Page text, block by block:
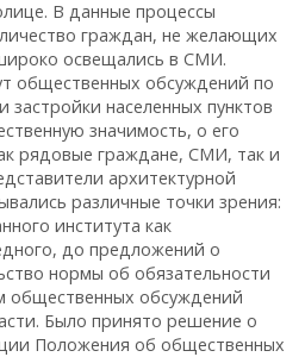
В данные процессы
граждан, не желающих
освещались в СМИ.
общественных обсуждений по
населенных пунктов
значимость, о его
рядовые граждане, СМИ, так и
архитектурной
различные точки зрения:
института как
до предложений о
нормы об обязательности
общественных обсуждений
Было принято решение о
Положения об общественных